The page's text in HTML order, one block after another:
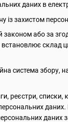
даних в
із захистом
законом або за
склад
система збору,
реєстри, списки,
персональних